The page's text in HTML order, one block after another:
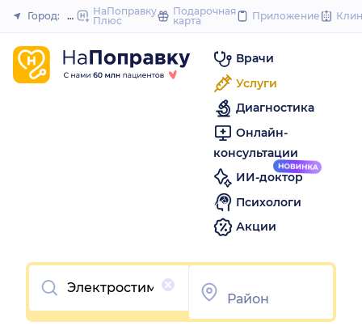
to
Закрыть
Город: ПермьНаПоправку
Плюс
Подарочная
карта
Приложение
Врачи
Услуги
Диагностика
Онлайн-
консультации
ИИ-доктор
Психологи
Акции
Очистить